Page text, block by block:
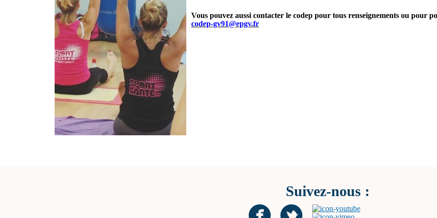
Vous pouvez aussi contacter le codep pour tous renseignements ou pour
codep-gv91@epgv.fr
Suivez-nous :